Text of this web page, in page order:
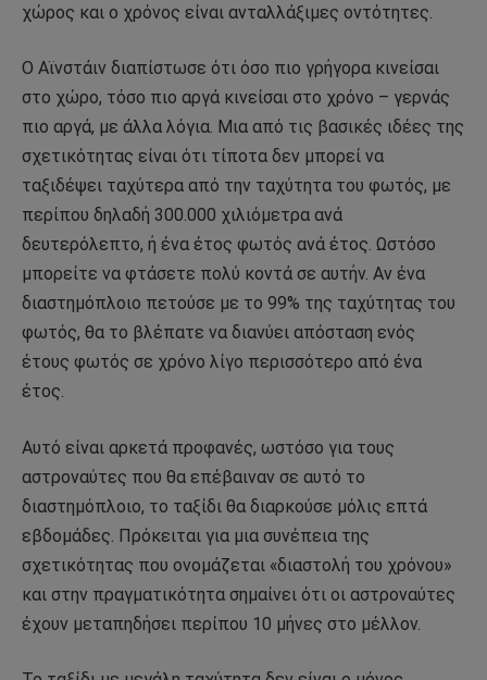
χώρος και ο χρόνος είναι ανταλλάξιμες οντότητες.
Ο Αϊνστάιν διαπίστωσε ότι όσο πιο γρήγορα κινείσαι
στο χώρο, τόσο πιο αργά κινείσαι στο χρόνο – γερνάς
πιο αργά, με άλλα λόγια. Μια από τις βασικές ιδέες της
σχετικότητας είναι ότι τίποτα δεν μπορεί να
ταξιδέψει ταχύτερα από την ταχύτητα του φωτός, με
περίπου δηλαδή 300.000 χιλιόμετρα ανά
δευτερόλεπτο, ή ένα έτος φωτός ανά έτος. Ωστόσο
μπορείτε να φτάσετε πολύ κοντά σε αυτήν. Αν ένα
διαστημόπλοιο πετούσε με το 99% της ταχύτητας του
φωτός, θα το βλέπατε να διανύει απόσταση ενός
έτους φωτός σε χρόνο λίγο περισσότερο από ένα
έτος.
Αυτό είναι αρκετά προφανές, ωστόσο για τους
αστροναύτες που θα επέβαιναν σε αυτό το
διαστημόπλοιο, το ταξίδι θα διαρκούσε μόλις επτά
εβδομάδες. Πρόκειται για μια συνέπεια της
σχετικότητας που ονομάζεται «διαστολή του χρόνου»
και στην πραγματικότητα σημαίνει ότι οι αστροναύτες
έχουν μεταπηδήσει περίπου 10 μήνες στο μέλλον.